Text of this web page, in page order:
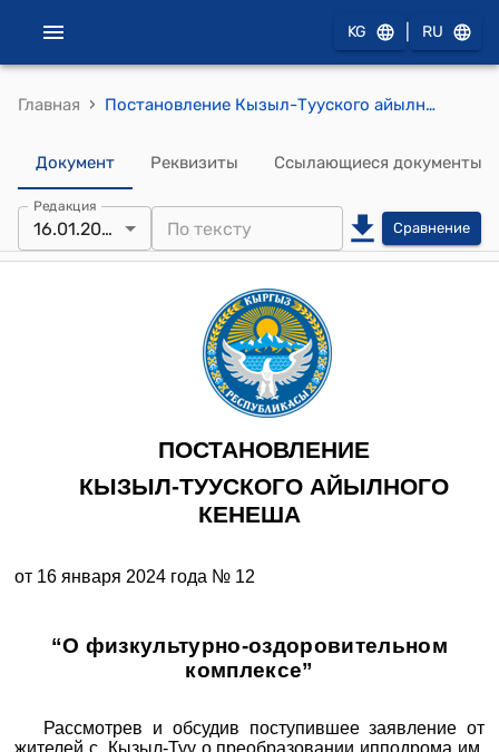
KG RU
Главная › Постановление Кызыл-Тууского айылного кенеша от 16 января 2024 года № 12 “О физкультурно-оздоровительном комплексе”
Документ Реквизиты Ссылающиеся документы
Редакция
16.01.2024 Сравнение